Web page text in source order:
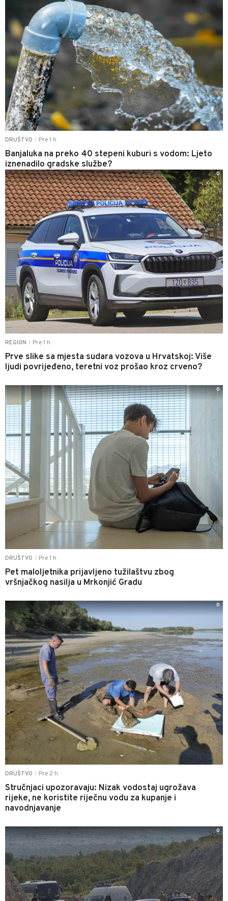
DRUŠTVO Pre 1 h
Banjaluka na preko 40 stepeni kuburi s vodom: Ljeto
iznenadilo gradske službe?
REGION Pre 1 h
Prve slike sa mjesta sudara vozova u Hrvatskoj: Više
ljudi povrijeđeno, teretni voz prošao kroz crveno?
0
DRUŠTVO Pre 1 h
Pet maloljetnika prijavljeno tužilaštvu zbog
vršnjačkog nasilja u Mrkonjić Gradu
0
DRUŠTVO Pre 2 h
Stručnjaci upozoravaju: Nizak vodostaj ugrožava
rijeke, ne koristite riječnu vodu za kupanje i
navodnjavanje
0
0